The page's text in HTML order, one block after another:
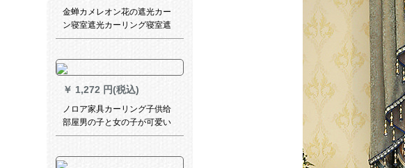
金蝉カメレオン花の遮光カー
ン寝室遮光カーリング寝室遮
光カーン寝室遮光カーンシス
ムシステムシステムシステム
システムシステムシステムシ
ステムシステムシステムシス
テムシステムシステムシステ
ムシステムシステム银色の布
￥ 1,272 円(税込)
ノロア家具カーリング子供给
部屋男の子と女の子が可爱い
寝室扫き出し窓デジタルプレ
连接款幅2 m*高2 m/1片